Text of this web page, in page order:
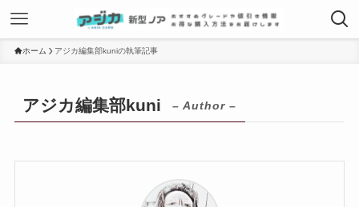
ホーム アジカ編集部kuniの執筆記事
アジカ編集部kuni – Author –